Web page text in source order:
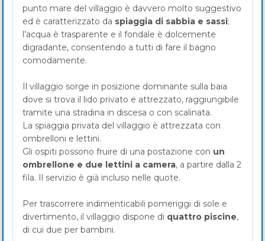
punto mare del villaggio è davvero molto suggestivo
ed è caratterizzato da spiaggia di sabbia e sassi;
l’acqua è trasparente e il fondale è dolcemente
digradante, consentendo a tutti di fare il bagno
comodamente.
Il villaggio sorge in posizione dominante sulla baia
dove si trova il lido privato e attrezzato, raggiungibile
tramite una stradina in discesa o con scalinata.
La spiaggia privata del villaggio è attrezzata con
ombrelloni e lettini.
Gli ospiti possono fruire di una postazione con un
ombrellone e due lettini a camera, a partire dalla 2
fila. Il servizio è già incluso nelle quote.
Per trascorrere indimenticabili pomeriggi di sole e
divertimento, il villaggio dispone di quattro piscine,
di cui due per bambini.